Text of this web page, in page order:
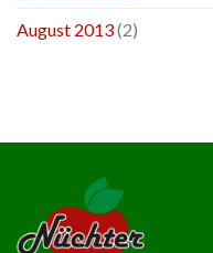
August 2013(2)